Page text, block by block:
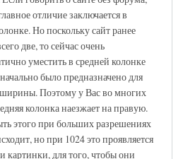
отличие заключается в
Но поскольку сайт ранее
две, то сейчас очень
уместить в средней колонке
было предназначено для
Поэтому у Вас во многих
колонка наезжает на правую.
этого при больших разрешениях
но при 1024 это проявляется
картинки, для того, чтобы они